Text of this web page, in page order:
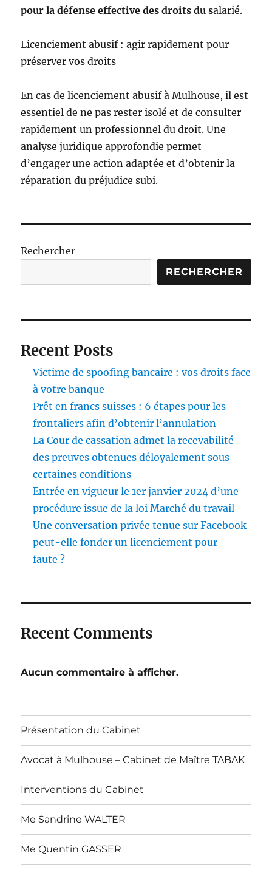
pour la défense effective des droits du salarié.
Licenciement abusif : agir rapidement pour
préserver vos droits
En cas de licenciement abusif à Mulhouse, il est
essentiel de ne pas rester isolé et de consulter
rapidement un professionnel du droit. Une
analyse juridique approfondie permet
d’engager une action adaptée et d’obtenir la
réparation du préjudice subi.
Rechercher
RECHERCHER
Recent Posts
Victime de spoofing bancaire : vos droits face
à votre banque
Prêt en francs suisses : 6 étapes pour les
frontaliers afin d’obtenir l’annulation
La Cour de cassation admet la recevabilité
des preuves obtenues déloyalement sous
certaines conditions
Entrée en vigueur le 1er janvier 2024 d’une
procédure issue de la loi Marché du travail
Une conversation privée tenue sur Facebook
peut-elle fonder un licenciement pour
faute ?
Recent Comments
Aucun commentaire à afficher.
Présentation du Cabinet
Avocat à Mulhouse – Cabinet de Maître TABAK
Interventions du Cabinet
Me Sandrine WALTER
Me Quentin GASSER